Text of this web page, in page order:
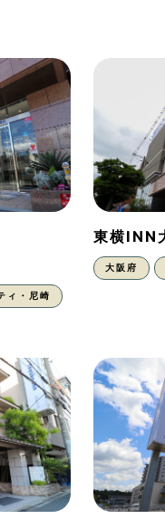
ィ・尼崎
東横INN
大阪府